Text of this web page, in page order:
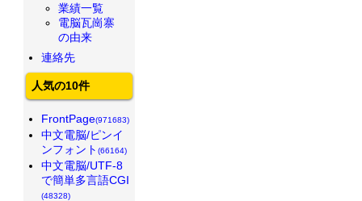
業績一覧
電脳瓦崗寨
の由来
連絡先
人気の10件
FrontPage(971683)
中文電脳/ピンイ
ンフォント (66164)
中文電脳/UTF-8
で簡単多言語CGI
(48328)